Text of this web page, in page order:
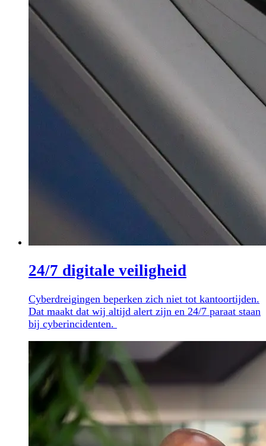
24/7 digitale veiligheid
Cyberdreigingen beperken zich niet tot kantoortijden.
Dat maakt dat wij altijd alert zijn en 24/7 paraat staan
bij cyberincidenten.